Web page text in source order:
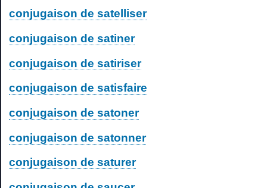
conjugaison de satelliser
conjugaison de satiner
conjugaison de satiriser
conjugaison de satisfaire
conjugaison de satoner
conjugaison de satonner
conjugaison de saturer